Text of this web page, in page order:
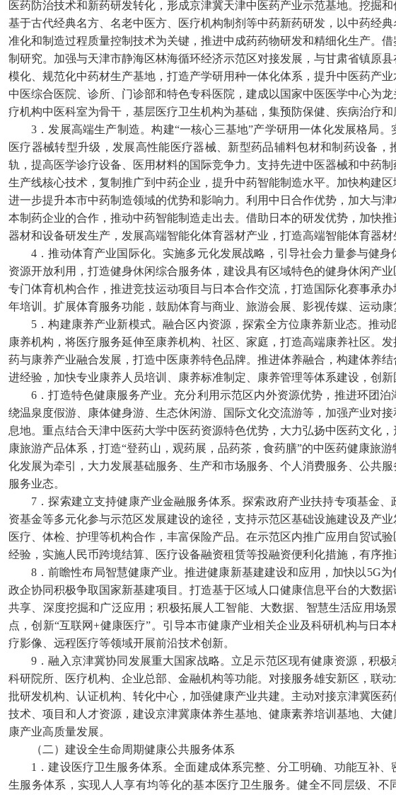
医药防治技术和新药研发转化，形成京津冀天津中医药产业示范基地。挖掘
基于古代经典名方、名老中医方、医疗机构制剂等中药新药研发，以中药经
准化和制造过程质量控制技术为关键，推进中成药药物研发和精细化生产。
制研究。加强与天津市静海区林海循环经济示范区对接发展，与甘肃省镇原
模化、规范化中药材生产基地，打造产学研用种一体化体系，提升中医药产
中医综合医院、诊所、门诊部和特色专科医院，建成以国家中医医学中心为
疗机构中医科室为骨干，基层医疗卫生机构为基础，集预防保健、疾病治疗和
3．发展高端生产制造。构建“一核心三基地”产学研用一体化发展格局
医疗器械转型升级，发展高性能医疗器械、新型药品辅料包材和制药设备
轨，提高医学诊疗设备、医用材料的国际竞争力。支持先进中医器械和中药
生产线核心技术，复制推广到中药企业，提升中药智能制造水平。加快构建区
进一步提升本市中药制造领域的优势和影响力。利用中日合作优势，加大与
本制药企业的合作，推动中药智能制造走出去。借助日本的研发优势，加快
器材和设备研发生产，发展高端智能化体育器材产业，打造高端智能体育器材
4．推动体育产业国际化。实施多元化发展战略，引导社会力量参与健
资源开放利用，打造健身休闲综合服务体，建设具有区域特色的健身休闲产
专门体育机构合作，推进竞技运动项目与日本合作交流，打造国际化赛事承
年培训。扩展体育服务功能，鼓励体育与商业、旅游会展、影视传媒、运动康
5．构建康养产业新模式。融合区内资源，探索全方位康养新业态。推
康养机构，将医疗服务延伸至康养机构、社区、家庭，打造高端康养社区。
药与康养产业融合发展，打造中医康养特色品牌。推进体养融合，构建体养
进经验，加快专业康养人员培训、康养标准制定、康养管理等体系建设，创新
6．打造特色健康服务产业。充分利用示范区内外资源优势，推进环团
绕温泉度假游、康体健身游、生态休闲游、国际文化交流游等，加强产业对
息地。重点结合天津中医药大学中医药资源特色优势，大力弘扬中医药文化
康旅游产品体系，打造“登药山，观药展，品药茶，食药膳”的中医药健康旅
化发展为牵引，大力发展基础服务、生产和市场服务、个人消费服务、公共
服务业态。
7．探索建立支持健康产业金融服务体系。探索政府产业扶持专项基金
资基金等多元化参与示范区发展建设的途径，支持示范区基础设施建设及产
医疗、体检、护理等机构合作，丰富保险产品。在示范区内推广应用自贸试
经验，实施人民币跨境结算、医疗设备融资租赁等投融资便利化措施，有序推
8．前瞻性布局智慧健康产业。推进健康新基建建设和应用，加快以5G
政企协同积极争取国家新基建项目。打造基于区域人口健康信息平台的大数
共享、深度挖掘和广泛应用；积极拓展人工智能、大数据、智慧生活应用场
点，创新“互联网+健康医疗”。引导本市健康产业相关企业及科研机构与日
疗影像、远程医疗等领域开展前沿技术创新。
9．融入京津冀协同发展重大国家战略。立足示范区现有健康资源，积
科研院所、医疗机构、企业总部、金融机构等功能。对接服务雄安新区，联
批研发机构、认证机构、转化中心，加强健康产业共建。主动对接京津冀医
技术、项目和人才资源，建设京津冀康体养生基地、健康素养培训基地、大
康产业高质量发展。
（二）建设全生命周期健康公共服务体系
1．建设医疗卫生服务体系。全面建成体系完整、分工明确、功能互补
生服务体系，实现人人享有均等化的基本医疗卫生服务。健全不同层级、不